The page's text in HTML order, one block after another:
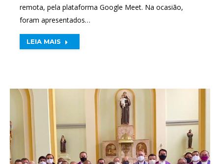
remota, pela plataforma Google Meet. Na ocasião,
foram apresentados…
LEIA MAIS